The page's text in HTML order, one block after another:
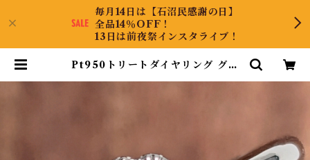
毎月14日は【石沼民感謝の日】
全品14％OFF！
13日は前夜祭インスタライブ！
Pt950トリートダイヤリング グリ